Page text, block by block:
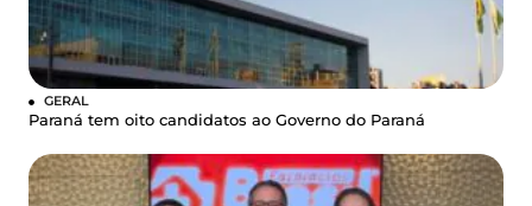
GERAL
Paraná tem oito candidatos ao Governo do Paraná